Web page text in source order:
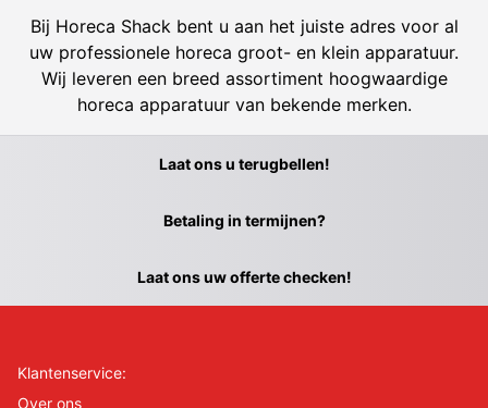
Bij Horeca Shack bent u aan het juiste adres voor al
uw professionele horeca groot- en klein apparatuur.
Wij leveren een breed assortiment hoogwaardige
horeca apparatuur van bekende merken.
Laat ons u terugbellen!
Betaling in termijnen?
Laat ons uw offerte checken!
Klantenservice:
Over ons